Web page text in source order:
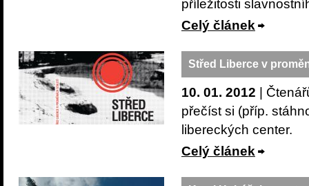
příležitosti
Celý článek
Střed Liberce v
10. 01. 2012 |
přečíst si (příp.
libereckých center.
Celý článek